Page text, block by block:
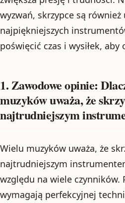
wyzwań, skrzypce są również
najpiękniejszych
poświęcić czas i wysiłek,
1. Zawodowe opinie:
muzyków uważa, że
najtrudniejszym
Wielu muzyków uważa, że
najtrudniejszym
względu na wiele czynników.
wymagają perfekcyjnej